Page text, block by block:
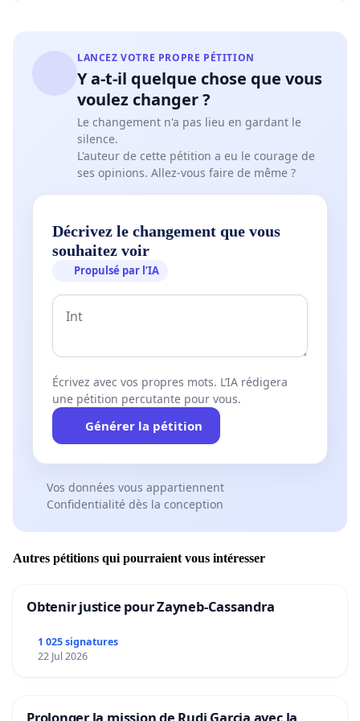
Robert Siegel, Ancien Directeur des Études et de l’Aménagement de la CCI de
Serge Tostain, génétique des plantes, Chargé de Recherche à l’IRD, retraité
Isabelle Touzard, agronome, Sup Agro et maire
... et beaucoup d'autres !
LANCEZ VOTRE PROPRE PÉTITION
Y a-t-il quelque chose que vous
voulez changer ?
Le changement n'a pas lieu en gardant le
silence.
L'auteur de cette pétition a eu le courage de
ses opinions. Allez-vous faire de même ?
Décrivez le changement que vous
souhaitez voir
Propulsé par l’IA
Écrivez avec vos propres mots. L’IA rédigera
une pétition percutante pour vous.
Générer la pétition
Vos données vous appartiennent
Confidentialité dès la conception
Autres pétitions qui pourraient vous intéresser
Obtenir justice pour Zayneb-Cassandra
1 025 signatures
22 Jul 2026